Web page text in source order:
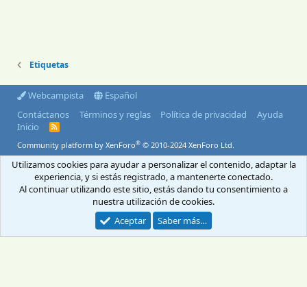
Etiquetas
Webcampista
Español
Contáctanos
Términos y reglas Política de privacidad
Ayuda
Inicio
R
S
Community platform by XenForo® © 2010-2024 XenForo Ltd.
© 2004-2026 Webcampista.com
Envíanos un email
Aviso Legal
Política de privacidad
Menú profesionales
Política de cookies
Utilizamos cookies para ayudar a personalizar el contenido, adaptar la
experiencia, y si estás registrado, a mantenerte conectado.
Al continuar utilizando este sitio, estás dando tu consentimiento a
nuestra utilización de cookies.
Aceptar
Saber más…